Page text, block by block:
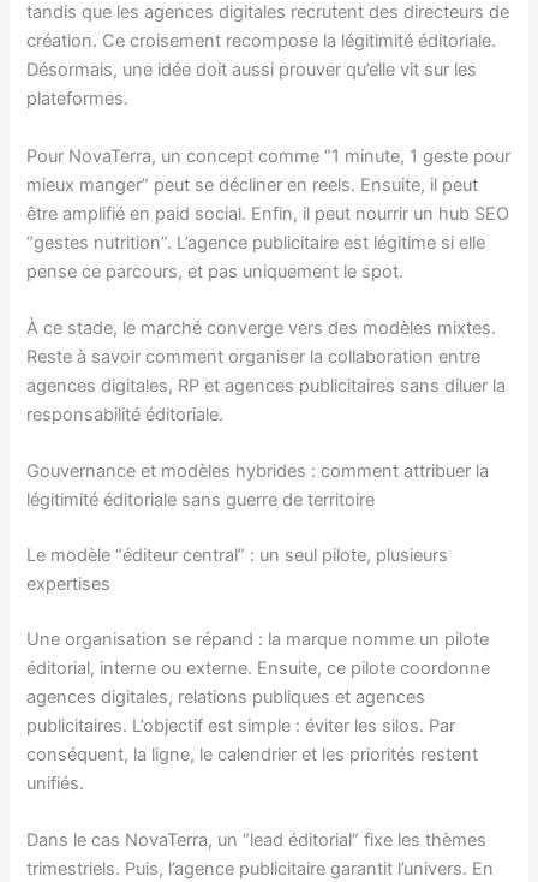
tandis que les agences digitales recrutent des directeurs de
création. Ce croisement recompose la légitimité éditoriale.
Désormais, une idée doit aussi prouver qu’elle vit sur les
plateformes.
Pour NovaTerra, un concept comme “1 minute, 1 geste pour
mieux manger” peut se décliner en reels. Ensuite, il peut
être amplifié en paid social. Enfin, il peut nourrir un hub SEO
“gestes nutrition”. L’agence publicitaire est légitime si elle
pense ce parcours, et pas uniquement le spot.
À ce stade, le marché converge vers des modèles mixtes.
Reste à savoir comment organiser la collaboration entre
agences digitales, RP et agences publicitaires sans diluer la
responsabilité éditoriale.
Gouvernance et modèles hybrides : comment attribuer la
légitimité éditoriale sans guerre de territoire
Le modèle “éditeur central” : un seul pilote, plusieurs
expertises
Une organisation se répand : la marque nomme un pilote
éditorial, interne ou externe. Ensuite, ce pilote coordonne
agences digitales, relations publiques et agences
publicitaires. L’objectif est simple : éviter les silos. Par
conséquent, la ligne, le calendrier et les priorités restent
unifiés.
Dans le cas NovaTerra, un “lead éditorial” fixe les thèmes
trimestriels. Puis, l’agence publicitaire garantit l’univers. En